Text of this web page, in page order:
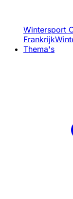
Wintersport
Frankrijk
Thema's